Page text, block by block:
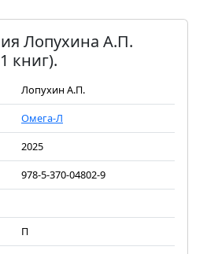
Лопухина А.П.
книг).
Лопухин А.П.
Омега-Л
2025
978-5-370-04802-9
П